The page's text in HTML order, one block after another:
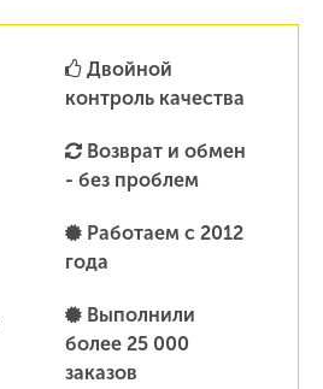
Двойной
контроль качества
Возврат и обмен
- без проблем
Работаем с 2012
года
Выполнили
более 25 000
заказов